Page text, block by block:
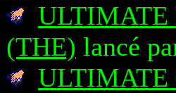
ULTIMATE
(THE) lancé
ULTIMATE